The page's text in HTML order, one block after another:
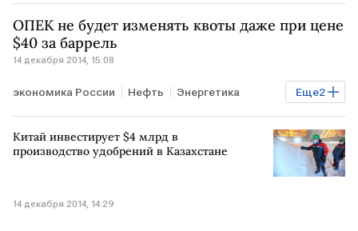
санкции против РФ
ОПЕК не будет изменять квоты даже при цене
$40 за баррель
14 декабря 2014, 15:08
Еще2
экономика России Нефть Энергетика
Экономика падение цен
Китай инвестирует $4 млрд в
производство удобрений в Казахстане
14 декабря 2014, 14:29